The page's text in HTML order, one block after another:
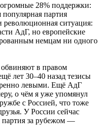
28% поддержки:
популярная партия
революционная ситуация:
АдГ, но европейские
немцам ни одного
в правом
лет 30–40 назад тезисы
левыми. Ещё АдГ
о чём я уже упомянул
с Россией, что тоже
У России сейчас
партия за рубежом —